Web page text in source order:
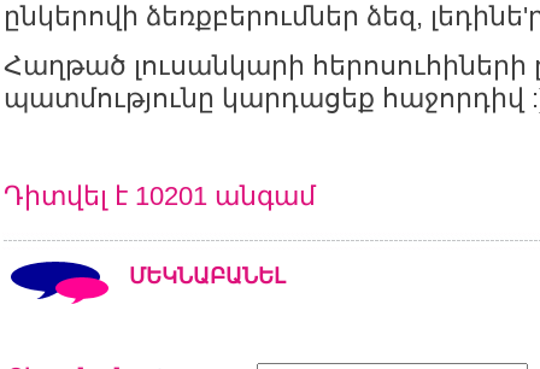
ընկերովի ձեռքբերումներ ձեզ,
Հաղթած լուսանկարի հերոսուհիների
պատմությունը կարդացեք հաջորդիվ
Դիտվել է 10201 անգամ
ՄԵԿՆԱԲԱՆԵԼ